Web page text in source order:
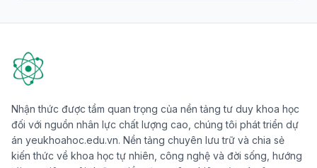
Nhận thức được tầm quan trọng của nền tảng tư duy khoa học
đối với nguồn nhân lực chất lượng cao, chúng tôi phát triển dự
án yeukhoahoc.edu.vn. Nền tảng chuyên lưu trữ và chia sẻ
kiến thức về khoa học tự nhiên, công nghệ và đời sống, hướng